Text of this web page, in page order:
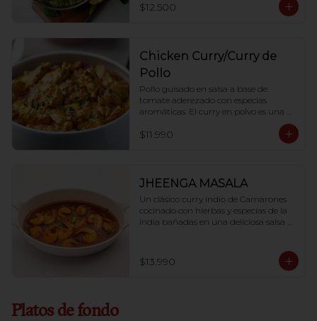
$12.500
Chicken Curry/Curry de
Pollo
Pollo guisado en salsa a base de
tomate aderezado con especias
aromáticas. El curry en polvo es una
mezcla de especias hecha con cilantro,
cúrcuma, comino y muchos
$11.990
JHEENGA MASALA
Un clásico curry indio de Camarones
cocinado con hierbas y especias de la
india bañadas en una deliciosa salsa
$13.990
Platos de fondo